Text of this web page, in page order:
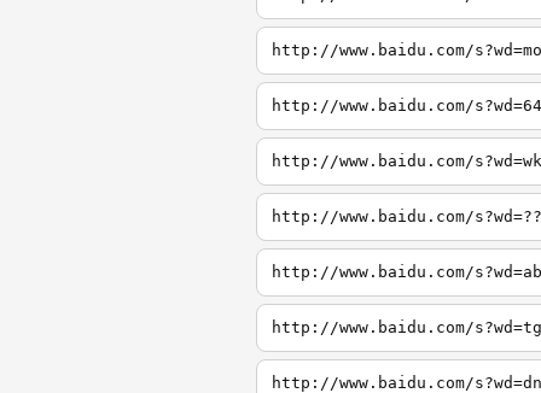
http://www.baidu.com/s?wd=mo
http://www.baidu.com/s?wd=64
http://www.baidu.com/s?wd=wk
http://www.baidu.com/s?wd=??
http://www.baidu.com/s?wd=ab
http://www.baidu.com/s?wd=tg
http://www.baidu.com/s?wd=dn